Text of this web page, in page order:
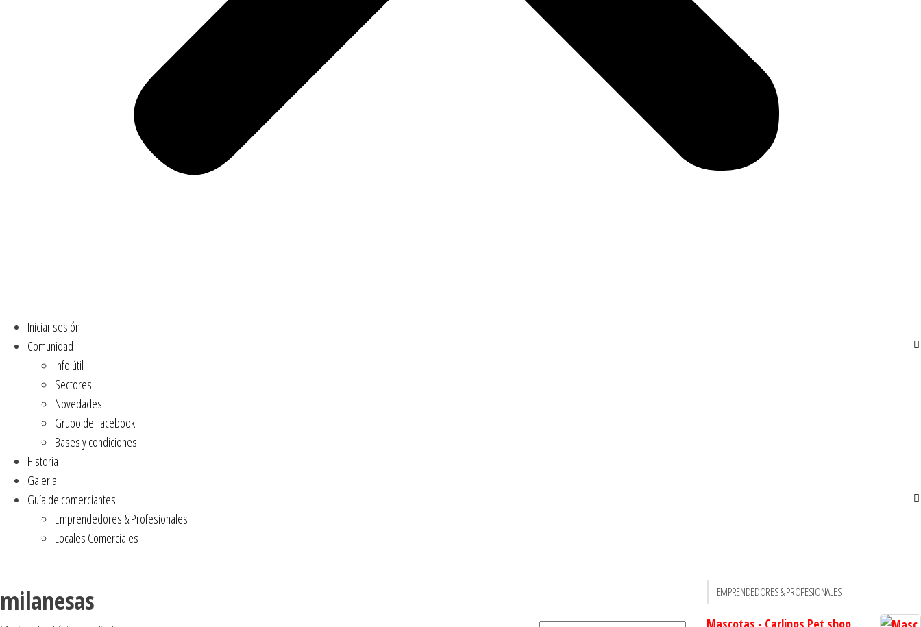
Iniciar sesión
Comunidad
Info útil
Sectores
Novedades
Grupo de Facebook
Bases y condiciones
Historia
Galeria
Guía de comerciantes
Emprendedores & Profesionales
Locales Comerciales
milanesas EMPRENDEDORES & PROFESIONALES
Mascotas - Carlinos Pet shop